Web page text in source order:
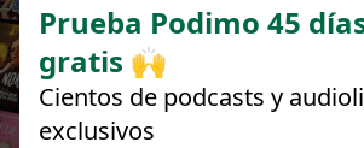
Prueba Podimo 45
gratis 🙌
Cientos de podcasts y
exclusivos